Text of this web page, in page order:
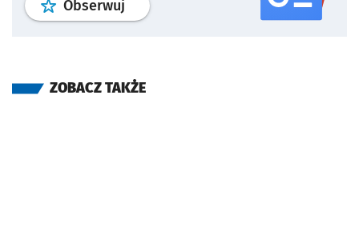
Obserwuj profil serwisu
ZOBACZ TAKŻE